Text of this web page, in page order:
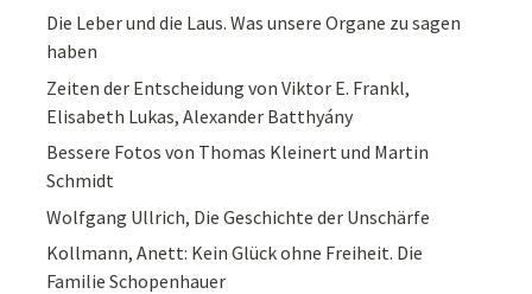
Die Leber und die Laus. Was unsere Organe zu sagen
haben
Zeiten der Entscheidung von Viktor E. Frankl,
Elisabeth Lukas, Alexander Batthyány
Bessere Fotos von Thomas Kleinert und Martin
Schmidt
Wolfgang Ullrich, Die Geschichte der Unschärfe
Kollmann, Anett: Kein Glück ohne Freiheit. Die
Familie Schopenhauer